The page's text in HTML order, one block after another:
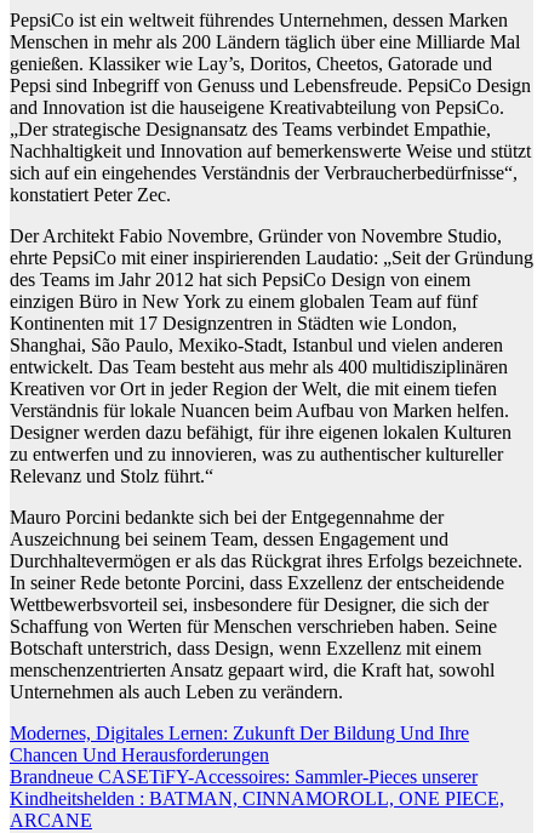
PepsiCo ist ein weltweit führendes Unternehmen, dessen Marken
Menschen in mehr als 200 Ländern täglich über eine Milliarde Mal
genießen. Klassiker wie Lay’s, Doritos, Cheetos, Gatorade und
Pepsi sind Inbegriff von Genuss und Lebensfreude. PepsiCo Design
and Innovation ist die hauseigene Kreativabteilung von PepsiCo.
„Der strategische Designansatz des Teams verbindet Empathie,
Nachhaltigkeit und Innovation auf bemerkenswerte Weise und stützt
sich auf ein eingehendes Verständnis der Verbraucherbedürfnisse“,
konstatiert Peter Zec.
Der Architekt Fabio Novembre, Gründer von Novembre Studio,
ehrte PepsiCo mit einer inspirierenden Laudatio: „Seit der Gründung
des Teams im Jahr 2012 hat sich PepsiCo Design von einem
einzigen Büro in New York zu einem globalen Team auf fünf
Kontinenten mit 17 Designzentren in Städten wie London,
Shanghai, São Paulo, Mexiko-Stadt, Istanbul und vielen anderen
entwickelt. Das Team besteht aus mehr als 400 multidisziplinären
Kreativen vor Ort in jeder Region der Welt, die mit einem tiefen
Verständnis für lokale Nuancen beim Aufbau von Marken helfen.
Designer werden dazu befähigt, für ihre eigenen lokalen Kulturen
zu entwerfen und zu innovieren, was zu authentischer kultureller
Relevanz und Stolz führt.“
Mauro Porcini bedankte sich bei der Entgegennahme der
Auszeichnung bei seinem Team, dessen Engagement und
Durchhaltevermögen er als das Rückgrat ihres Erfolgs bezeichnete.
In seiner Rede betonte Porcini, dass Exzellenz der entscheidende
Wettbewerbsvorteil sei, insbesondere für Designer, die sich der
Schaffung von Werten für Menschen verschrieben haben. Seine
Botschaft unterstrich, dass Design, wenn Exzellenz mit einem
menschenzentrierten Ansatz gepaart wird, die Kraft hat, sowohl
Unternehmen als auch Leben zu verändern.
Beitragsnavigation
Modernes, Digitales Lernen: Zukunft Der Bildung Und Ihre
Chancen Und Herausforderungen
Brandneue CASETiFY-Accessoires: Sammler-Pieces unserer
Kindheitshelden : BATMAN, CINNAMOROLL, ONE PIECE,
ARCANE